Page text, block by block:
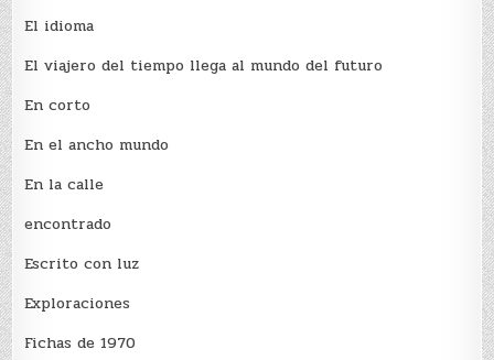
El idioma
El viajero del tiempo llega al mundo del futuro
En corto
En el ancho mundo
En la calle
encontrado
Escrito con luz
Exploraciones
Fichas de 1970